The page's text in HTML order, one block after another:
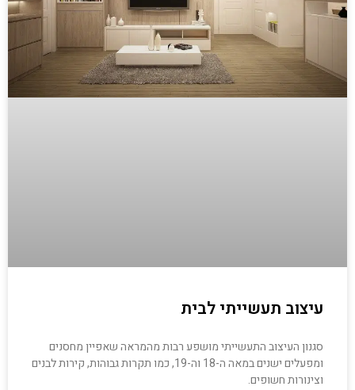
עיצוב תעשייתי לבית
סגנון העיצוב התעשייתי מושפע רבות מהמראה שאפיין מחסנים
ומפעלים ישנים במאה ה-18 וה-19, כמו תקרות גבוהות, קירות לבנים
וצינורות חשופים.